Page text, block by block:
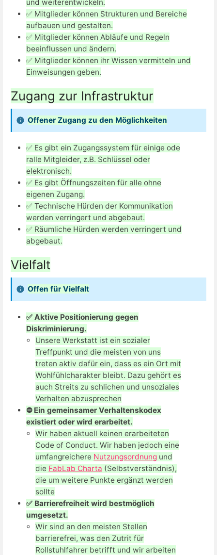
und weiterentwickeln.
✅ Mitglieder können Strukturen und Bereiche
aufbauen und gestalten.
✅ Mitglieder können Abläufe und Regeln
beeinflussen und ändern.
✅ Mitglieder können ihr Wissen vermitteln und
Einweisungen geben.
Zugang zur Infrastruktur
Offener Zugang zu den Möglichkeiten
✅ Es gibt ein Zugangssystem für einige ode
ralle Mitgleider, z.B. Schlüssel oder
elektronisch.
✅ Es gibt Öffnungszeiten für alle ohne
eigenen Zugang.
✅ Technische Hürden der Kommunikation
werden verringert und abgebaut.
✅ Räumliche Hürden werden verringert und
abgebaut.
Vielfalt
Offen für Vielfalt
✅ Aktive Positionierung gegen
Diskriminierung.
Unsere Werkstatt ist ein sozialer
Treffpunkt und die meisten von uns
treten aktiv dafür ein, dass es ein Ort mit
Wohlfühlcharakter bleibt. Dazu gehört es
auch Streits zu schlichen und unsoziales
Verhalten abzusprechen
⛔ Ein gemeinsamer Verhaltenskodex
existiert oder wird erarbeitet.
Wir haben aktuell keinen erarbeiteten
Code of Conduct. Wir haben jedoch eine
umfangreichere Nutzungsordnung und
die FabLab Charta (Selbstverständnis),
die um weitere Punkte ergänzt werden
sollte
✅ Barrierefreiheit wird bestmöglich
umgesetzt.
Wir sind an den meisten Stellen
barrierefrei, was den Zutrit für
Rollstuhlfahrer betrifft und wir arbeiten